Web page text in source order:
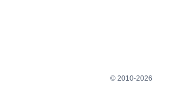
© 2010-2026